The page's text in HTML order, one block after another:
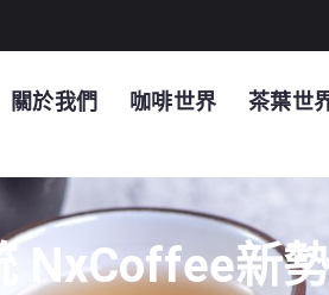
關於我們 咖啡世界 茶葉世
NxCoffee新